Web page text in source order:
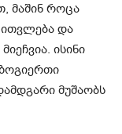
მაშინ როცა
და
ისინი
მუშაობს